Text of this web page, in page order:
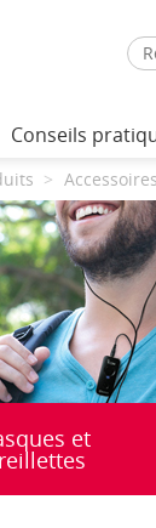
Conseils
Accessoires
et